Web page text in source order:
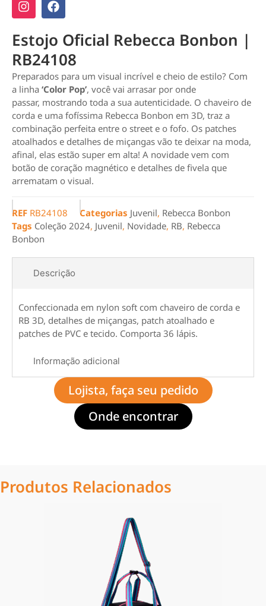
Estojo Oficial Rebecca Bonbon |
RB24108
Preparados para um visual incrível e cheio de estilo? Com
a linha ‘Color Pop’, você vai arrasar por onde
passar, mostrando toda a sua autenticidade. O chaveiro de
corda e uma fofíssima Rebecca Bonbon em 3D, traz a
combinação perfeita entre o street e o fofo. Os patches
atoalhados e detalhes de miçangas vão te deixar na moda,
afinal, elas estão super em alta! A novidade vem com
botão de coração magnético e detalhes de fivela que
arrematam o visual.
REF RB24108 Categorias Juvenil, Rebecca Bonbon
Tags Coleção 2024, Juvenil, Novidade, RB, Rebecca
Bonbon
Descrição
Informação adicional
Confeccionada em nylon soft com chaveiro de corda e
RB 3D, detalhes de miçangas, patch atoalhado e
patches de PVC e tecido. Comporta 36 lápis.
Lojista, faça seu pedido
Onde encontrar
Produtos Relacionados